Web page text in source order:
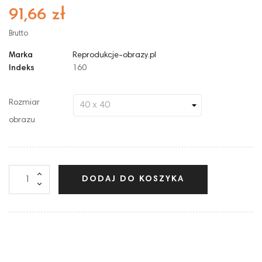
91,66 zł
Brutto
Marka
Reprodukcje-obrazy.pl
Indeks
160
Rozmiar
obrazu
DODAJ DO KOSZYKA